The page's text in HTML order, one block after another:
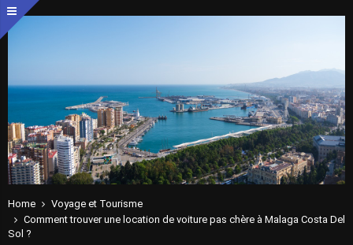
Home
Voyage et Tourisme
Comment trouver une location de voiture pas chère à Malaga Costa Del
Sol ?